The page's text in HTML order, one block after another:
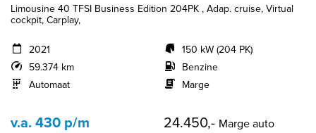
Limousine 40 TFSI Business Edition 204PK , Adap. cruise, Virtual
cockpit, Carplay,
2021
59.374 km
Automaat
150 kW (204 PK)
Benzine
Marge
v.a. 430 p/m 24.450,- Marge auto